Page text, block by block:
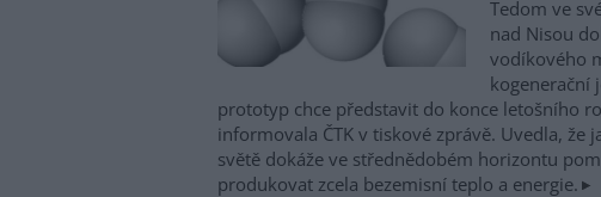
Tedom ve
nad Nisou
vodíkového
kogenerační
prototyp chce představit do konce letošního
informovala ČTK v tiskové zprávě. Uvedla, že
světě dokáže ve střednědobém horizontu
produkovat zcela bezemisní teplo a energie.